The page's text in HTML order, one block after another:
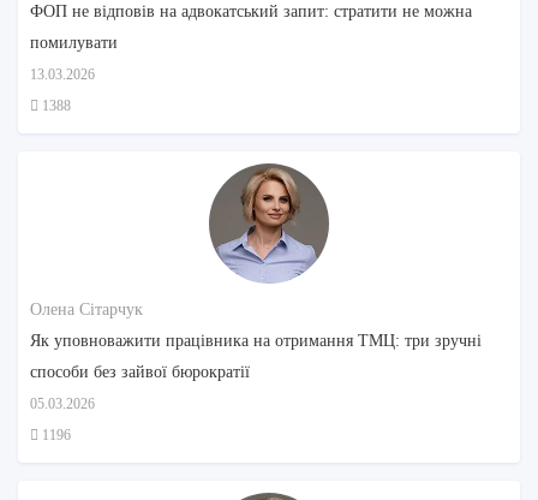
ФОП не відповів на адвокатський запит: стратити не можна
помилувати
13.03.2026
1388
Олена Сітарчук
Як уповноважити працівника на отримання ТМЦ: три зручні
способи без зайвої бюрократії
05.03.2026
1196